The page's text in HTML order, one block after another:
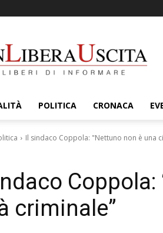
POLITICA CRONACA
Il sindaco Coppola: "Nettuno non è una
criminale”